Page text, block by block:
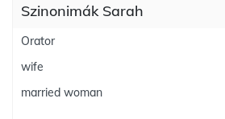
Szinonimák Sarah
Orator
wife
married woman